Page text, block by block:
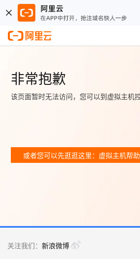
非常抱歉
该页面暂时无法访问，您可以到虚拟主机
或者您可以先逛逛这里：虚拟主机帮